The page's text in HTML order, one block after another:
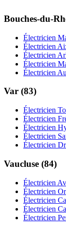
Bouches-du-
Électricien
Électricien
Électricien
Électricien
Électricien
Var (83)
Électricien
Électricien
Électricien
Électricien
Électricien
Vaucluse (84)
Électricien
Électricien
Électricien
Électricien
Électricien